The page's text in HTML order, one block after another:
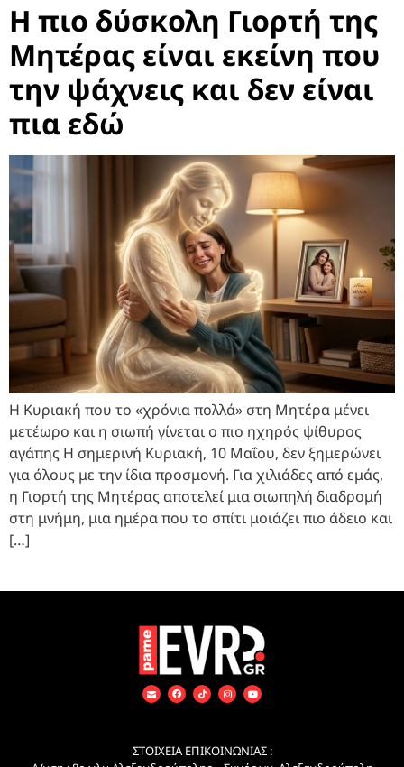
Η πιο δύσκολη Γιορτή της
Μητέρας είναι εκείνη που
την ψάχνεις και δεν είναι
πια εδώ
Η Κυριακή που το «χρόνια πολλά» στη Μητέρα μένει
μετέωρο και η σιωπή γίνεται ο πιο ηχηρός ψίθυρος
αγάπης Η σημερινή Κυριακή, 10 Μαΐου, δεν ξημερώνει
για όλους με την ίδια προσμονή. Για χιλιάδες από εμάς,
η Γιορτή της Μητέρας αποτελεί μια σιωπηλή διαδρομή
στη μνήμη, μια ημέρα που το σπίτι μοιάζει πιο άδειο και
[…]
ΣΤΟΙΧΕΙΑ ΕΠΙΚΟΙΝΩΝΙΑΣ :